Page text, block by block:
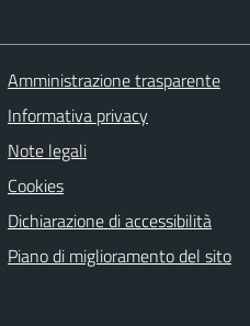
Amministrazione trasparente
Informativa privacy
Note legali
Cookies
Dichiarazione di accessibilità
Piano di miglioramento del sito